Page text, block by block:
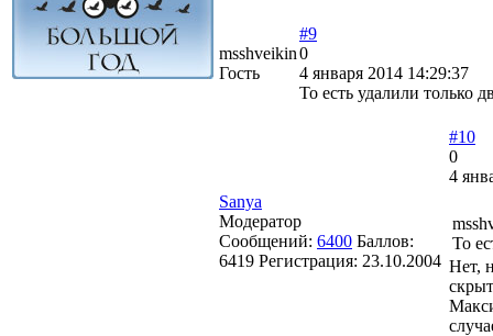
msshveikin
Гость
#9
0
4 января 2014 14:29:37
То есть удалили только
Sanya
Модератор
Сообщений: 6400 Баллов:
6419 Регистрация: 23.10.2004
#10
0
4
То
Нет,